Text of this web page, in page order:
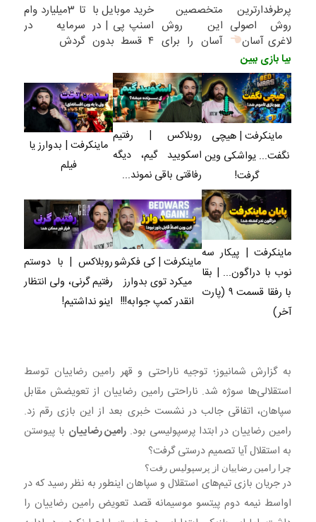
پرطرفدارترین
روش اصولی
لاغری آسان
چربیسوز
گیاهی(تخفیف
فقط امروز)
متخصصین
این روش
آسان را برای
پهلو معرفی
کردند
خرید موبایل با
اسنپ پی | در
۴ قسط بدون
تا 3میلیارد وام
سرمایه در
گردش
ثبت کن
بیا بازی ببین
ماینکرفت | هیچی
نگفت... یواشکی وین
گرفت!
روبلاکس | رفتیم
اسکویید گیم، دیگه
رفاقتی باقی نموند...
ماینکرفت | بدوارز یا
فیلم
ماینکرفت | پیکار سه
نوب با دراگون... | بقا
با رفقا قسمت ۹ (پارت
آخر)
ماینکرفت | کی فکرشو
میکرد توی بدوارز
انقدر کمپ جوابه!!!
روبلاکس | با دوستم
رفتیم گرنی، ولی انتظار
اینو نداشتیم!
به گزارش شمانیوز؛ توجیه ناراحتی و قهر رامین رضاییان توسط
استقلالی‌ها سوژه شد. ناراحتی رامین رضاییان از تعویضش مقابل
سپاهان، اتفاقی جالب در نشست خبری بعد از این بازی رقم زد.
رامین رضاییان در ابتدا پرسپولیسی بود. رامین رضاییان با پیوستن
به استقلال آیا تصمیم درستی گرفت؟
چرا رامین رضاییان از پرسپولیس رفت؟
در جریان بازی تیم‌های استقلال و سپاهان اینطور به نظر رسید که در
اواسط نیمه دوم پیتسو موسیمانه قصد تعویض رامین رضاییان را